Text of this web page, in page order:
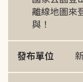
離線地圖來
與！
發布單位